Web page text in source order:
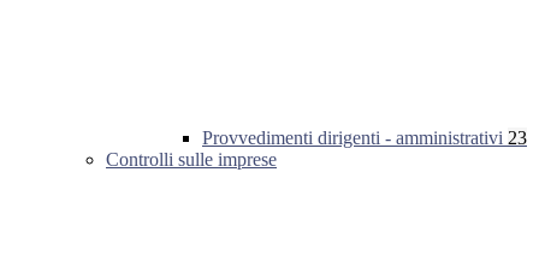
Provvedimenti dirigenti - amministrativi 23
Controlli sulle imprese